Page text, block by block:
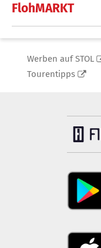
FlohMARKT
Werben auf STOL
Tourentipps